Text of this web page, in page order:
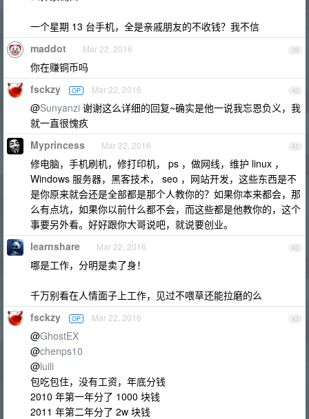
一个星期 13 台手机，全是亲戚朋友的不收钱？我不信
39
maddot Mar 22, 2016
你在赚铜币吗
40
fsckzy OP Mar 22, 2016
@Sunyanzi 谢谢这么详细的回复~确实是他一说我忘恩负义，我
就一直很愧疚
41
Myprincess Mar 22, 2016
修电脑，手机刷机，修打印机， ps ，做网线，维护 linux ，
Windows 服务器，黑客技术， seo ，网站开发，这些东西是不
是你原来就会还是全部都是那个人教你的？如果你本来都会，那
么有点坑，如果你以前什么都不会，而这些都是他教你的，这个
事要另外看。好好跟你大哥说吧，就说要创业。
42
learnshare Mar 22, 2016
哪是工作，分明是卖了身！
千万别看在人情面子上工作，见过不喂草还能拉磨的么
43
fsckzy OP Mar 22, 2016
@GhostEX
@chenps10
@luili
包吃包住，没有工资，年底分钱
2010 年第一年分了 1000 块钱
2011 年第二年分了 2w 块钱